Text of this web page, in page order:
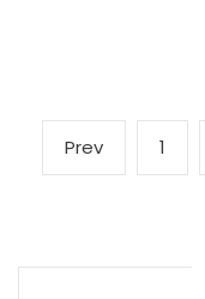
Paginación
de
PrevPrevious
page
Page
1